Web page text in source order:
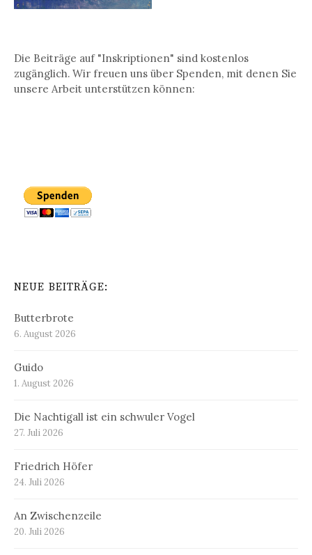
Die Beiträge auf "Inskriptionen" sind kostenlos
zugänglich. Wir freuen uns über Spenden, mit denen Sie
unsere Arbeit unterstützen können:
NEUE BEITRÄGE:
Butterbrote
6. August 2026
Guido
1. August 2026
Die Nachtigall ist ein schwuler Vogel
27. Juli 2026
Friedrich Höfer
24. Juli 2026
An Zwischenzeile
20. Juli 2026